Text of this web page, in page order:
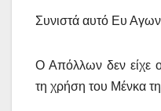
Συνιστά αυτό Ευ
Ο Απόλλων δεν είχε
τη χρήση του Μένκα